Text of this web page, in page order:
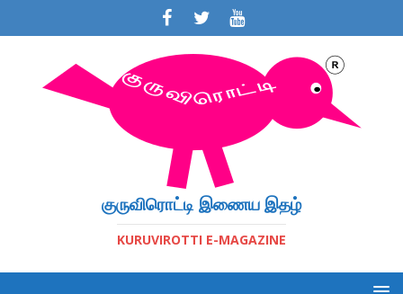
குருவிரொட்டி இணைய இதழ்
KURUVIROTTI E-MAGAZINE